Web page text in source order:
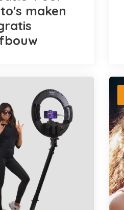
maken